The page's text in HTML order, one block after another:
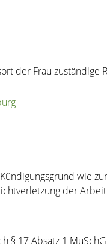
der Frau zuständige
wie
der
§ 17 Absatz 1